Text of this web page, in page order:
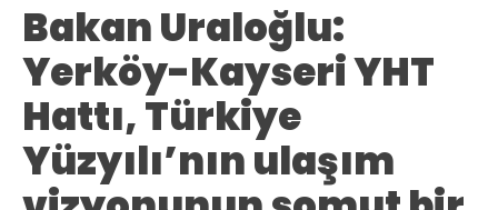
Bakan Uraloğlu:
Yerköy-Kayseri YHT
Hattı, Türkiye
Yüzyılı’nın ulaşım